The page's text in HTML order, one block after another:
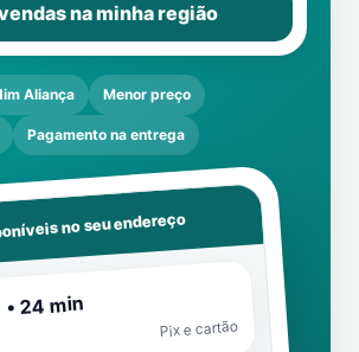
na minha região
Aliança Menor preço
Pagamento na entrega
no seu endereço
24 min
Pix e cartão